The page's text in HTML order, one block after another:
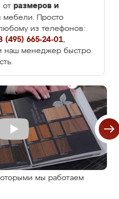
от размеров и
мебели. Просто
из телефонов:
(495) 665-24-01,
наш менеджер быстро
мы работаем